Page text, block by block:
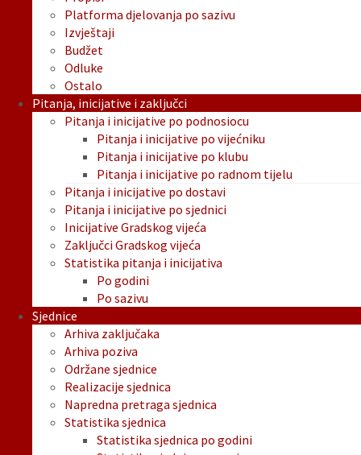
Platforma djelovanja po sazivu
Izvještaji
Budžet
Odluke
Ostalo
Pitanja, inicijative i zaključci
Pitanja i inicijative po podnosiocu
Pitanja i inicijative po vijećniku
Pitanja i inicijative po klubu
Pitanja i inicijative po radnom tijelu
Pitanja i inicijative po dostavi
Pitanja i inicijative po sjednici
Inicijative Gradskog vijeća
Zaključci Gradskog vijeća
Statistika pitanja i inicijativa
Po godini
Po sazivu
Sjednice
Arhiva zaključaka
Arhiva poziva
Održane sjednice
Realizacije sjednica
Napredna pretraga sjednica
Statistika sjednica
Statistika sjednica po godini